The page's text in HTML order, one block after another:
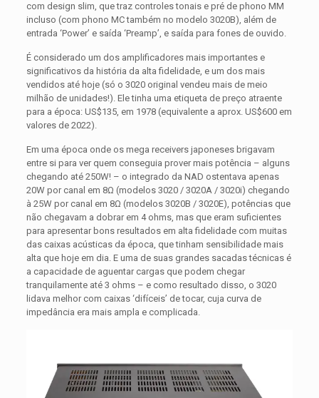
com design slim, que traz controles tonais e pré de phono MM
incluso (com phono MC também no modelo 3020B), além de
entrada ‘Power’ e saída ‘Preamp’, e saída para fones de ouvido.
É considerado um dos amplificadores mais importantes e
significativos da história da alta fidelidade, e um dos mais
vendidos até hoje (só o 3020 original vendeu mais de meio
milhão de unidades!). Ele tinha uma etiqueta de preço atraente
para a época: US$135, em 1978 (equivalente a aprox. US$600 em
valores de 2022).
Em uma época onde os mega receivers japoneses brigavam
entre si para ver quem conseguia prover mais potência – alguns
chegando até 250W! – o integrado da NAD ostentava apenas
20W por canal em 8Ω (modelos 3020 / 3020A / 3020i) chegando
à 25W por canal em 8Ω (modelos 3020B / 3020E), potências que
não chegavam a dobrar em 4 ohms, mas que eram suficientes
para apresentar bons resultados em alta fidelidade com muitas
das caixas acústicas da época, que tinham sensibilidade mais
alta que hoje em dia. E uma de suas grandes sacadas técnicas é
a capacidade de aguentar cargas que podem chegar
tranquilamente até 3 ohms – e como resultado disso, o 3020
lidava melhor com caixas ‘difíceis’ de tocar, cuja curva de
impedância era mais ampla e complicada.